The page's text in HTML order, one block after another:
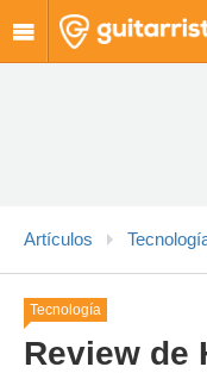
Artículos
Tecnología
Review de